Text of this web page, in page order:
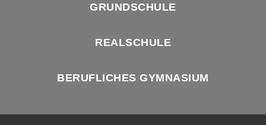
GRUNDSCHULE
REALSCHULE
BERUFLICHES GYMNASIUM